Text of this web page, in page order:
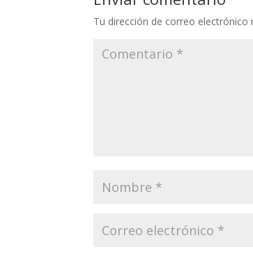
Tu dirección de correo electrónico